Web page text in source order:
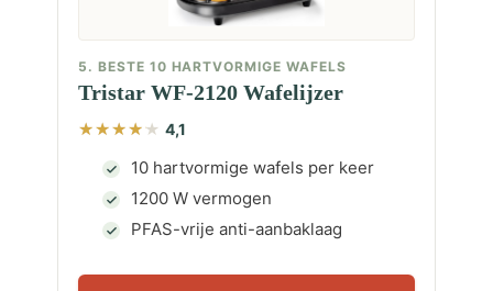
5. BESTE 10 HARTVORMIGE WAFELS
Tristar WF-2120 Wafelijzer
4,1
10 hartvormige wafels per keer
1200 W vermogen
PFAS-vrije anti-aanbaklaag